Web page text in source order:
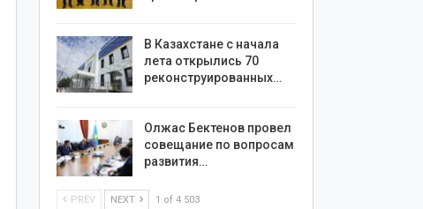
В Казахстане с начала
лета открылись 70
реконструированных…
Олжас Бектенов провел
совещание по вопросам
развития…
PREV NEXT 1 of 4 503